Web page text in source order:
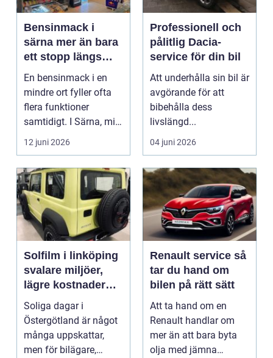
Bensinmack i
särna mer än bara
ett stopp längs
vägen
En bensinmack i en
mindre ort fyller ofta
flera funktioner
samtidigt. I Särna, mitt
i norra Dalarna,...
12 juni 2026
Professionell och
pålitlig Dacia-
service för din bil
Att underhålla sin bil är
avgörande för att
bibehålla dess
livslängd...
04 juni 2026
Solfilm i linköping
svalare miljöer,
lägre kostnader
och bättre komfort
Soliga dagar i
Östergötland är något
många uppskattar,
men för bilägare,
Renault service så
tar du hand om
bilen på rätt sätt
Att ta hand om en
Renault handlar om
mer än att bara byta
olja med jämna